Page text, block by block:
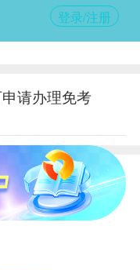
登录/注册
请办理免考